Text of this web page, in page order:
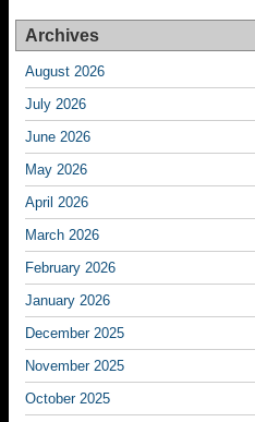
Archives
August 2026
July 2026
June 2026
May 2026
April 2026
March 2026
February 2026
January 2026
December 2025
November 2025
October 2025